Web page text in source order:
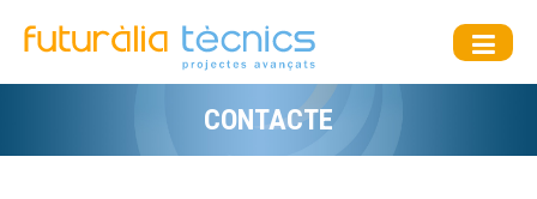
CONTACTE